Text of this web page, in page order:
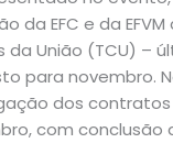
da EFC e da
da União (TCU) –
para novembro.
dos
com conclusão